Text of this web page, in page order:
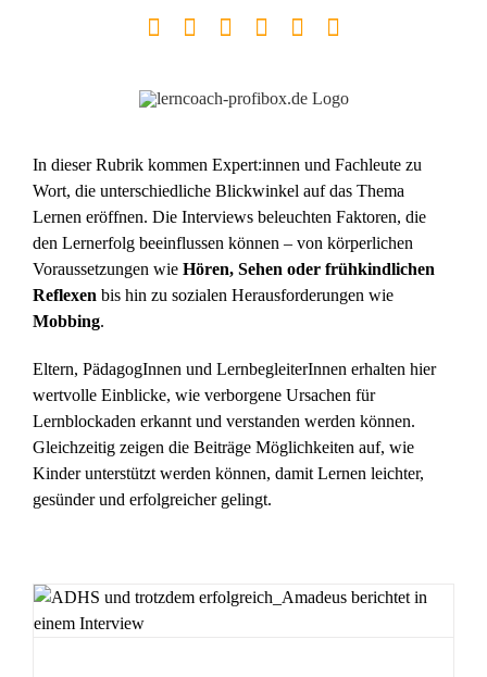
FacebookYouTubeInstagram
LinkedInTelefon
In dieser Rubrik kommen Expert:innen und Fachleute zu
Wort, die unterschiedliche Blickwinkel auf das Thema
Lernen eröffnen. Die Interviews beleuchten Faktoren, die
den Lernerfolg beeinflussen können – von körperlichen
Voraussetzungen wie Hören, Sehen oder frühkindlichen
Reflexen bis hin zu sozialen Herausforderungen wie
Mobbing.
Eltern, PädagogInnen und LernbegleiterInnen erhalten hier
wertvolle Einblicke, wie verborgene Ursachen für
Lernblockaden erkannt und verstanden werden können.
Gleichzeitig zeigen die Beiträge Möglichkeiten auf, wie
Kinder unterstützt werden können, damit Lernen leichter,
gesünder und erfolgreicher gelingt.